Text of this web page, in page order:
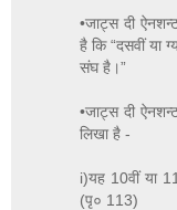
•जाट्स दी
है कि “दसवीं या
संघ है।”
•जाट्स दी
लिखा है -
i)यह 10वीं या
(पृ० 113)